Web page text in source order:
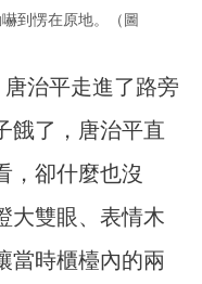
到愣在原地。（圖
治平走進了路旁
餓了，唐治平直
，卻什麼也沒
大雙眼、表情木
當時櫃檯內的兩